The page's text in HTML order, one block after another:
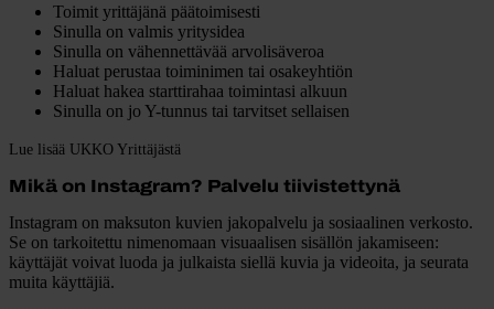
Toimit yrittäjänä päätoimisesti
Sinulla on valmis yritysidea
Sinulla on vähennettävää arvolisäveroa
Haluat perustaa toiminimen tai osakeyhtiön
Haluat hakea starttirahaa toimintasi alkuun
Sinulla on jo Y-tunnus tai tarvitset sellaisen
Lue lisää UKKO Yrittäjästä
Mikä on Instagram? Palvelu tiivistettynä
Instagram on maksuton kuvien jakopalvelu ja sosiaalinen verkosto.
Se on tarkoitettu nimenomaan visuaalisen sisällön jakamiseen:
käyttäjät voivat luoda ja julkaista siellä kuvia ja videoita, ja seurata
muita käyttäjiä.